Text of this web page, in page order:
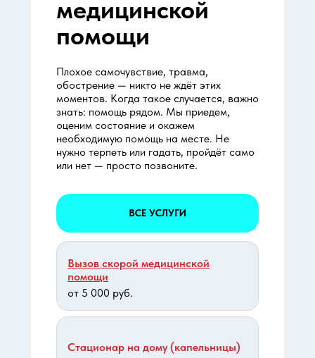
медицинской
помощи
Плохое самочувствие, травма,
обострение — никто не ждёт этих
моментов. Когда такое случается, важно
знать: помощь рядом. Мы приедем,
оценим состояние и окажем
необходимую помощь на месте. Не
нужно терпеть или гадать, пройдёт само
или нет — просто позвоните.
ВСЕ УСЛУГИ
Вызов скорой медицинской
помощи
от 5 000 руб.
Стационар на дому (капельницы)